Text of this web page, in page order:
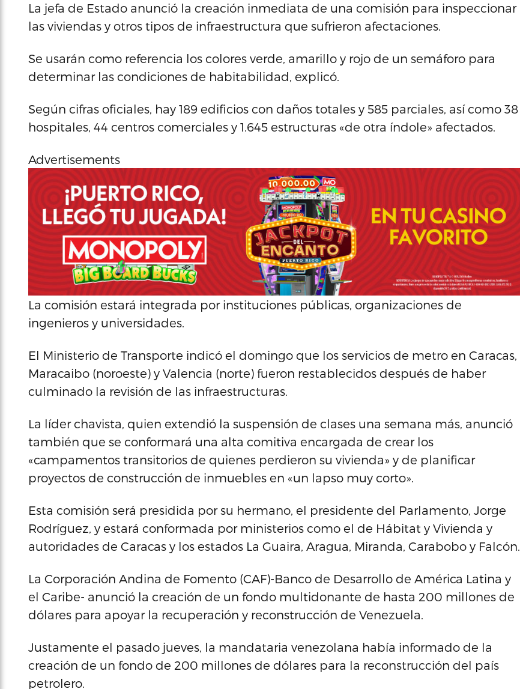
La jefa de Estado anunció la creación inmediata de una comisión para inspeccionar
las viviendas y otros tipos de infraestructura que sufrieron afectaciones.
Se usarán como referencia los colores verde, amarillo y rojo de un semáforo para
determinar las condiciones de habitabilidad, explicó.
Según cifras oficiales, hay 189 edificios con daños totales y 585 parciales, así como 38
hospitales, 44 centros comerciales y 1.645 estructuras «de otra índole» afectados.
Advertisements
La comisión estará integrada por instituciones públicas, organizaciones de
ingenieros y universidades.
El Ministerio de Transporte indicó el domingo que los servicios de metro en Caracas,
Maracaibo (noroeste) y Valencia (norte) fueron restablecidos después de haber
culminado la revisión de las infraestructuras.
La líder chavista, quien extendió la suspensión de clases una semana más, anunció
también que se conformará una alta comitiva encargada de crear los
«campamentos transitorios de quienes perdieron su vivienda» y de planificar
proyectos de construcción de inmuebles en «un lapso muy corto».
Esta comisión será presidida por su hermano, el presidente del Parlamento, Jorge
Rodríguez, y estará conformada por ministerios como el de Hábitat y Vivienda y
autoridades de Caracas y los estados La Guaira, Aragua, Miranda, Carabobo y Falcón.
La Corporación Andina de Fomento (CAF)-Banco de Desarrollo de América Latina y
el Caribe- anunció la creación de un fondo multidonante de hasta 200 millones de
dólares para apoyar la recuperación y reconstrucción de Venezuela.
Justamente el pasado jueves, la mandataria venezolana había informado de la
creación de un fondo de 200 millones de dólares para la reconstrucción del país
petrolero.